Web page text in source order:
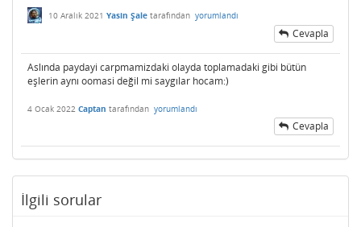
10 Aralık 2021 Yasin Şale tarafından yorumlandı
Cevapla
Aslında paydayi carpmamizdaki olayda toplamadaki gibi bütün
eşlerin aynı oomasi değil mi saygılar hocam:)
4 Ocak 2022 Captan tarafından yorumlandı
Cevapla
İlgili sorular